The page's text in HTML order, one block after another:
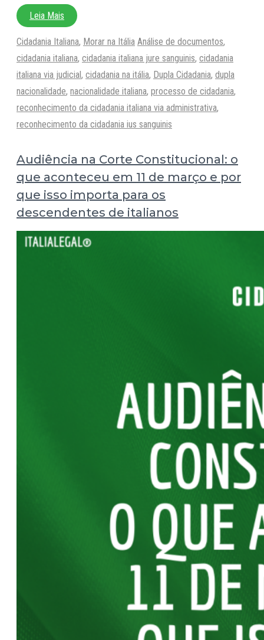
Leia Mais
Categorias
Cidadania Italiana, Morar na Itália Tags
Análise de documentos,
cidadania italiana, cidadania italiana jure sanguinis, cidadania
italiana via judicial, cidadania na itália, Dupla Cidadania, dupla
nacionalidade, nacionalidade italiana, processo de cidadania,
reconhecimento da cidadania italiana via administrativa,
reconhecimento da cidadania ius sanguinis
Audiência na Corte Constitucional: o
que aconteceu em 11 de março e por
que isso importa para os
descendentes de italianos